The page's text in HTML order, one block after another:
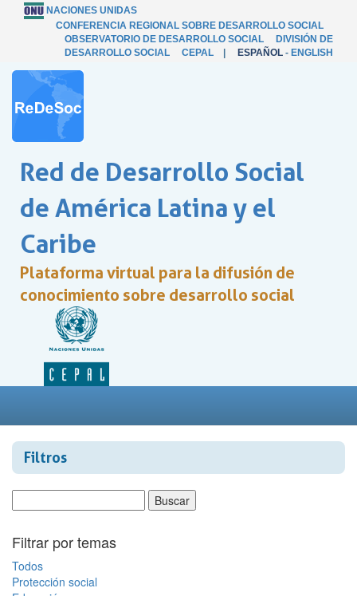
NACIONES UNIDAS
CONFERENCIA REGIONAL SOBRE DESARROLLO SOCIAL
OBSERVATORIO DE DESARROLLO SOCIAL
DIVISIÓN DE
DESARROLLO SOCIAL
CEPAL ESPAÑOL - ENGLISH
Red de Desarrollo Social
de América Latina y el
Caribe
Plataforma virtual para la difusión de
conocimiento sobre desarrollo social
Filtros
Filtrar por temas
Todos
Protección social